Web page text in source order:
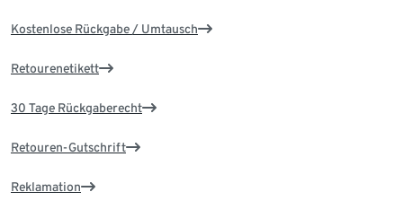
Kostenlose Rückgabe / Umtausch
Retourenetikett
30 Tage Rückgaberecht
Retouren-Gutschrift
Reklamation